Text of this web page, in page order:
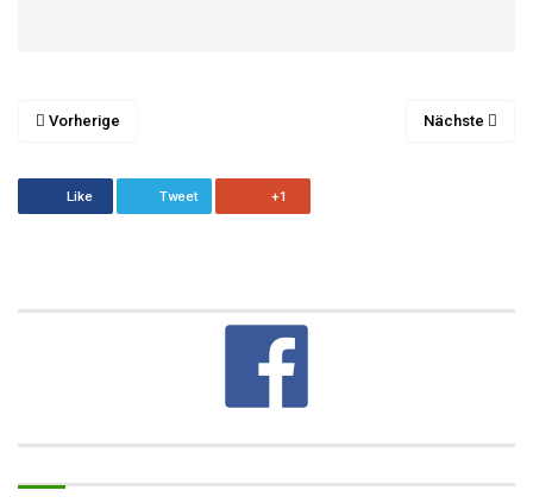
Vorherige Nächste
Like Tweet +1